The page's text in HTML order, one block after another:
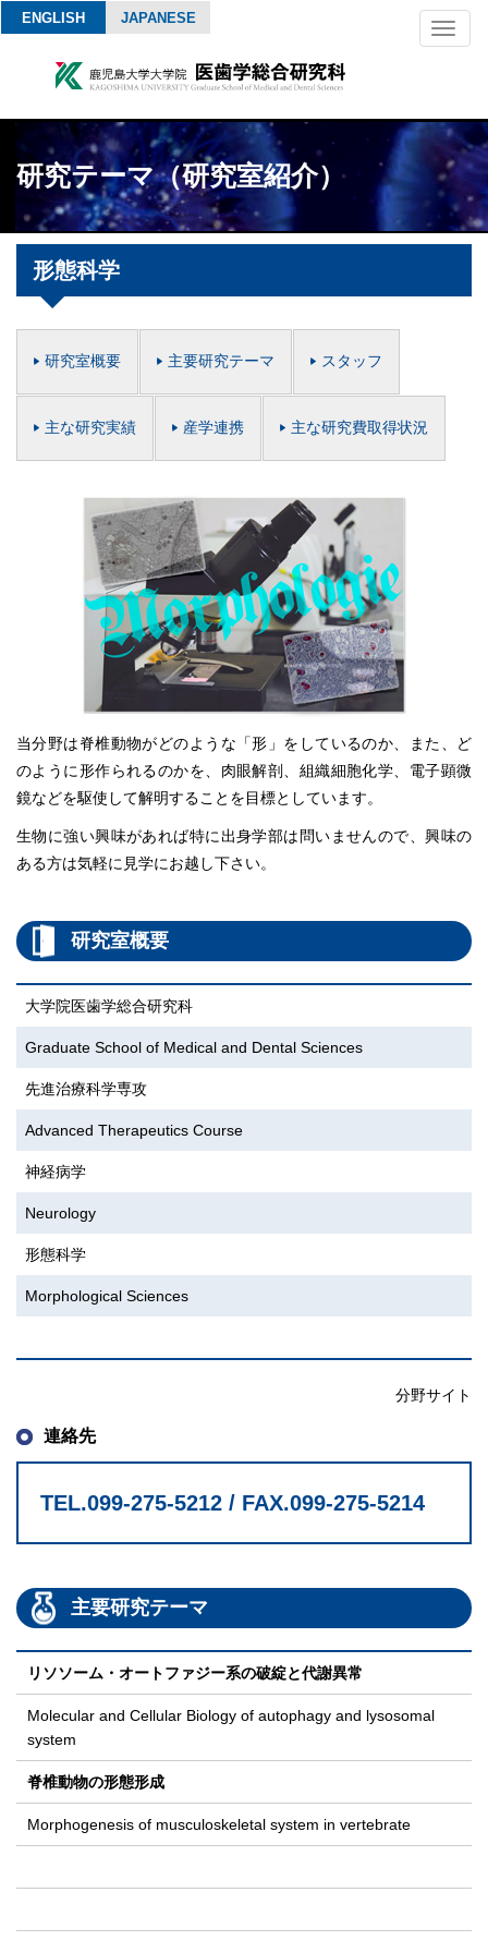
ENGLISH JAPANESE
研究テーマ（研究室紹介）
形態科学
研究室概要 主要研究テーマ スタッフ
主な研究実績 産学連携 主な研究費取得状況
当分野は脊椎動物がどのような「形」をしているのか、また、ど
のように形作られるのかを、肉眼解剖、組織細胞化学、電子顕微
鏡などを駆使して解明することを目標としています。
生物に強い興味があれば特に出身学部は問いませんので、興味の
ある方は気軽に見学にお越し下さい。
研究室概要
大学院医歯学総合研究科
Graduate School of Medical and Dental Sciences
先進治療科学専攻
Advanced Therapeutics Course
神経病学
Neurology
形態科学
Morphological Sciences
分野サイト
連絡先
TEL.099-275-5212 / FAX.099-275-5214
主要研究テーマ
リソソーム・オートファジー系の破綻と代謝異常
Molecular and Cellular Biology of autophagy and lysosomal
system
脊椎動物の形態形成
Morphogenesis of musculoskeletal system in vertebrate